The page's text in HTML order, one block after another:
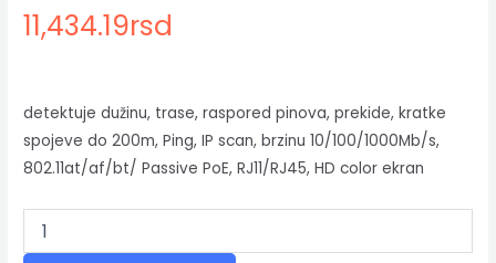
11,434.19rsd
detektuje dužinu, trase, raspored pinova, prekide, kratke
spojeve do 200m, Ping, IP scan, brzinu 10/100/1000Mb/s,
802.11at/af/bt/ Passive PoE, RJ11/RJ45, HD color ekran